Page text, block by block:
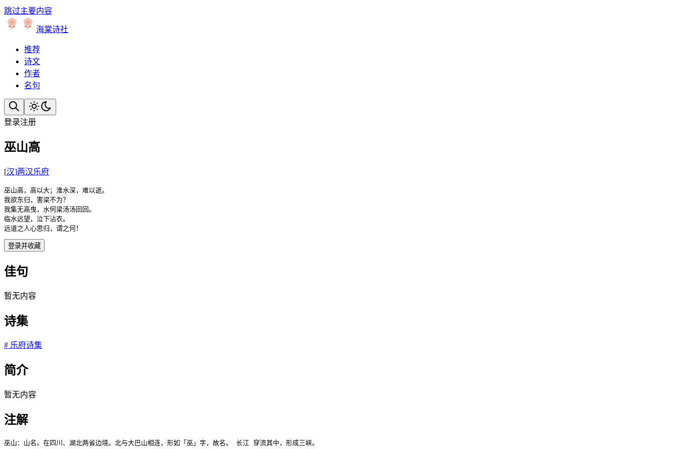
跳过主要内容
海棠诗社
推荐
诗文
作者
名句
登录注册
巫山高
[汉]两汉乐府
巫山高，高以大；淮水深，难以逝。
我欲东归，害梁不为？
我集无高曳，水何梁汤汤回回。
临水远望，泣下沾衣。
远道之人心思归，谓之何！
登录并收藏
佳句
暂无内容
诗集
# 乐府诗集
简介
暂无内容
注解
巫山：山名。在四川、湖北两省边境。北与大巴山相连，形如「巫」字，故名。 长江 穿流其中，形成三峡。